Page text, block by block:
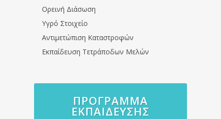
Ορεινή Διάσωση
Υγρό Στοιχείο
Αντιμετώπιση Καταστροφών
Εκπαίδευση Τετράποδων Μελών
ΠΡΌΓΡΑΜΜΑ
ΕΚΠΑΊΔΕΥΣΗΣ